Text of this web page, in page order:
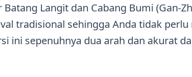
Langit dan Cabang Bumi (Gan-
tradisional sehingga Anda tidak
ini sepenuhnya dua arah dan akurat